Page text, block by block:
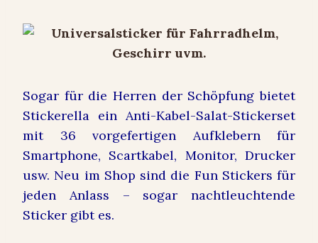
Sogar für die Herren der Schöpfung bietet
Stickerella ein Anti-Kabel-Salat-Stickerset
mit 36 vorgefertigen Aufklebern für
Smartphone, Scartkabel, Monitor, Drucker
usw. Neu im Shop sind die Fun Stickers für
jeden Anlass – sogar nachtleuchtende
Sticker gibt es.